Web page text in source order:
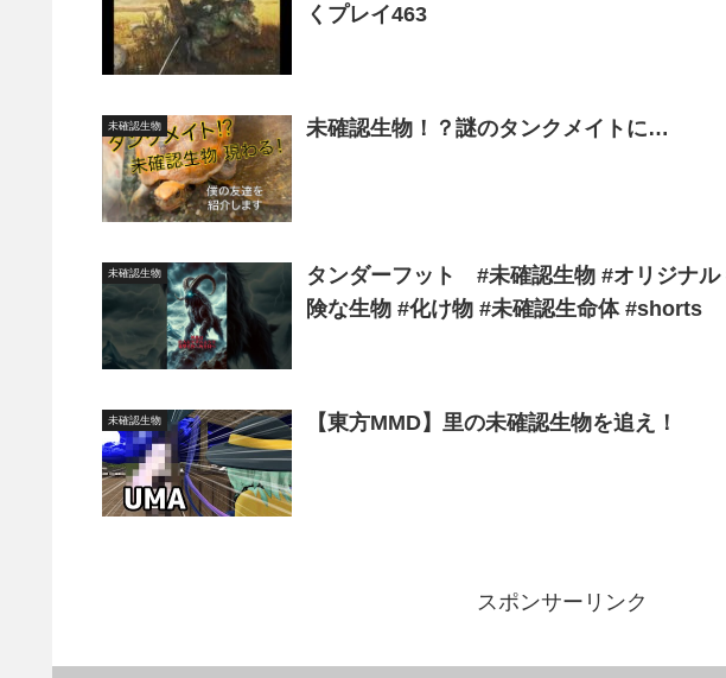
くプレイ463
未確認生物 未確認生物！？謎のタンクメイトに…
未確認生物
タンダーフット #未確認生物 #オリジナル
険な生物 #化け物 #未確認生命体 #shorts
未確認生物 【東方MMD】里の未確認生物を追え！
スポンサーリンク